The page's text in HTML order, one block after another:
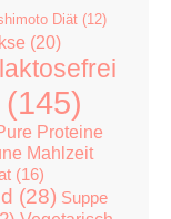
Diät (12)
(20)
laktosefrei
(145)
Proteine
Mahlzeit
(16)
(28) Suppe